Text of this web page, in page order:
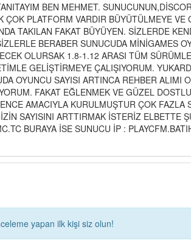
BEN MEHMET.
PLATFORM VARDIR BÜYÜTÜLMEYE VE
TAKILAN FAKAT BÜYÜYEN. SİZLERDE
BERABER SUNUCUDA MİNİGAMES
OLURSAK 1.8-1.12 ARASI TÜM
GELİŞTİRMEYE ÇALIŞIYORUM.
OYUNCU SAYISI ARTINCA REHBER ALIMI
FAKAT EĞLENMEK VE GÜZEL
AMACIYLA KURULMUŞTUR ÇOK FAZLA
SAYISINI ARTTIRMAK İSTERİZ ELBETTE
BURAYA İSE SUNUCU İP :
yapan ilk kişi siz olun!